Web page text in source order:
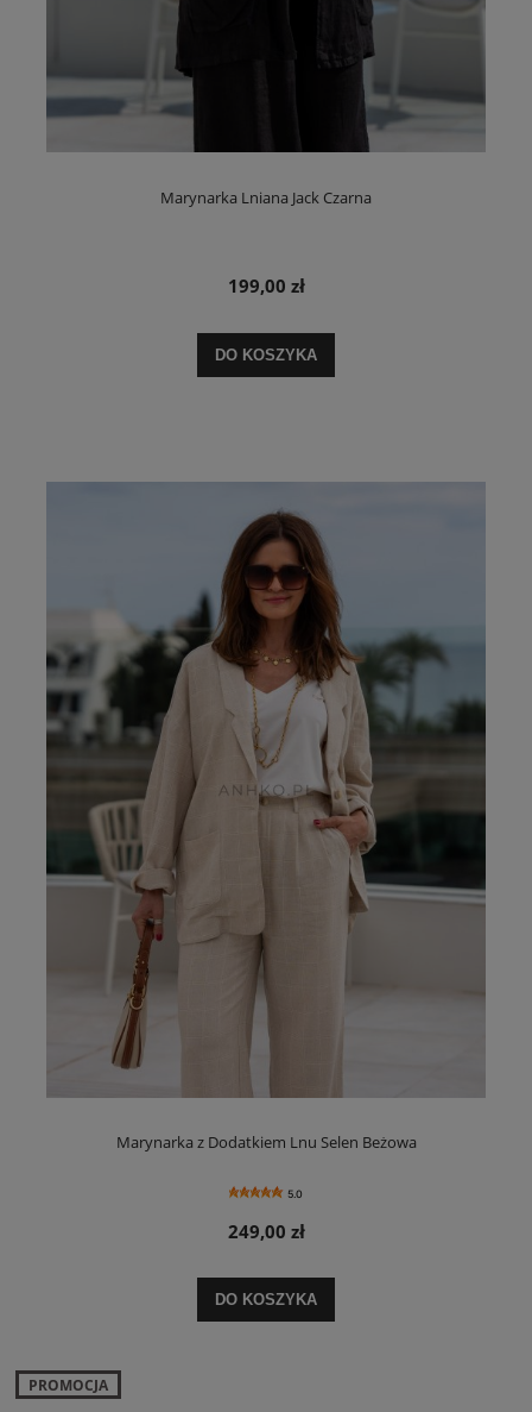
Marynarka Lniana Jack Czarna
199,00 zł
DO KOSZYKA
Marynarka z Dodatkiem Lnu Selen Beżowa
5.0
249,00 zł
DO KOSZYKA
PROMOCJA